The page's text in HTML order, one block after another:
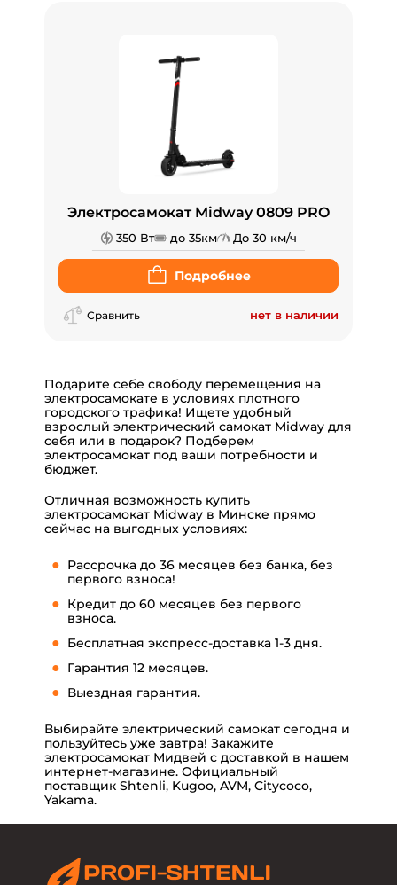
Электросамокат Midway 0809 PRO
350 Вт до 35км До 30 км/ч
Подробнее
Сравнить нет в наличии
Подарите себе свободу перемещения на
электросамокате в условиях плотного
городского трафика! Ищете удобный
взрослый электрический самокат Midway для
себя или в подарок? Подберем
электросамокат под ваши потребности и
бюджет.
Отличная возможность купить
электросамокат Midway в Минске прямо
сейчас на выгодных условиях:
Рассрочка до 36 месяцев без банка, без
первого взноса!
Кредит до 60 месяцев без первого
взноса.
Бесплатная экспресс-доставка 1-3 дня.
Гарантия 12 месяцев.
Выездная гарантия.
Выбирайте электрический самокат сегодня и
пользуйтесь уже завтра! Закажите
электросамокат Мидвей с доставкой в нашем
интернет-магазине. Официальный
поставщик Shtenli, Kugoo, AVM, Citycoco,
Yakama.